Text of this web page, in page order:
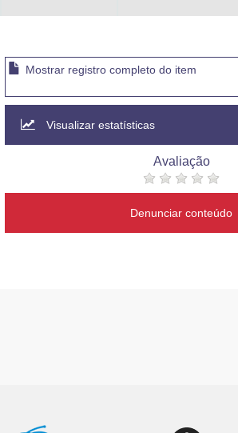
Mostrar registro completo do item
Visualizar estatísticas
Avaliação
Denunciar conteúdo